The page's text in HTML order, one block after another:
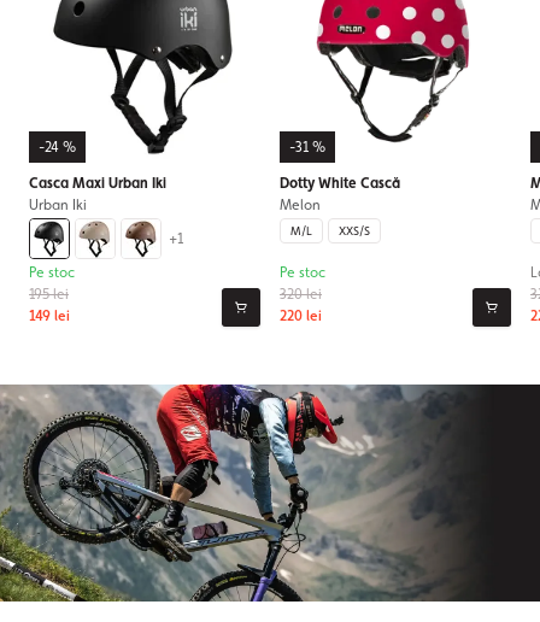
-24 %
Casca Maxi Urban Iki
Urban Iki
+1
195 lei
149 lei
Pe stoc
-31 %
Dotty White Cască
Melon
M/L XXS/S
320 lei
220 lei
Pe stoc